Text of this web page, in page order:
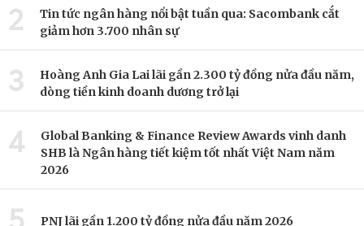
2
Tin tức ngân hàng nổi bật tuần qua: Sacombank cắt
giảm hơn 3.700 nhân sự
3
Hoàng Anh Gia Lai lãi gần 2.300 tỷ đồng nửa đầu năm,
dòng tiền kinh doanh dương trở lại
4
Global Banking & Finance Review Awards vinh danh
SHB là Ngân hàng tiết kiệm tốt nhất Việt Nam năm
2026
PNJ lãi gần 1.200 tỷ đồng nửa đầu năm 2026